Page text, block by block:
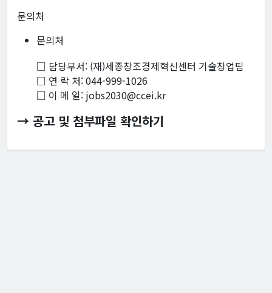
문의처
문의처
□ 담당부서: (재)세종창조경제혁신센터 기술창업팀
□ 연 락 처: 044-999-1026
□ 이 메 일: jobs2030@ccei.kr
→ 공고 및 첨부파일 확인하기